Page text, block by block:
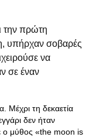
την πρώτη
υπήρχαν σοβαρές
να
σε έναν
Μέχρι τη δεκαετία
δεν ήταν
ο μύθος «the moon is